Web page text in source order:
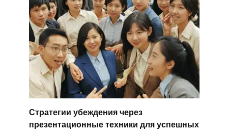
Стратегии убеждения через
презентационные техники для успешных